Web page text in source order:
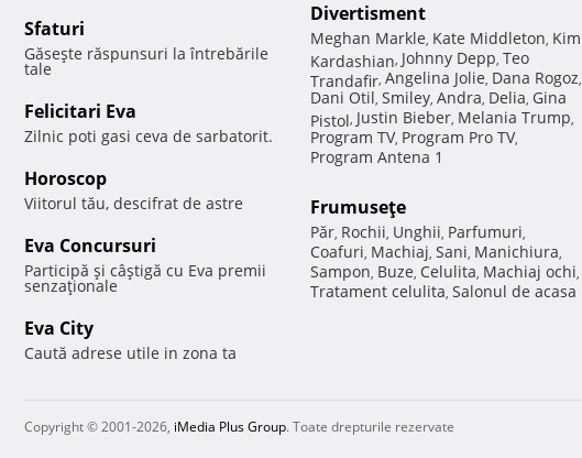
Sfaturi
Găseşte răspunsuri la întrebările
tale
Felicitari Eva
Zilnic poti gasi ceva de sarbatorit.
Horoscop
Viitorul tău, descifrat de astre
Eva Concursuri
Participă şi câştigă cu Eva premii
senzaţionale
Eva City
Caută adrese utile in zona ta
Divertisment
Meghan Markle, Kate Middleton, Kim
Kardashian, Johnny Depp, Teo
Trandafir, Angelina Jolie, Dana Rogoz,
Dani Otil, Smiley, Andra, Delia, Gina
Pistol, Justin Bieber, Melania Trump,
Program TV, Program Pro TV,
Program Antena 1
Frumuseţe
Păr, Rochii, Unghii, Parfumuri,
Coafuri, Machiaj, Sani, Manichiura,
Sampon, Buze, Celulita, Machiaj ochi,
Tratament celulita, Salonul de acasa
Copyright © 2001-2026, iMedia Plus Group. Toate drepturile rezervate